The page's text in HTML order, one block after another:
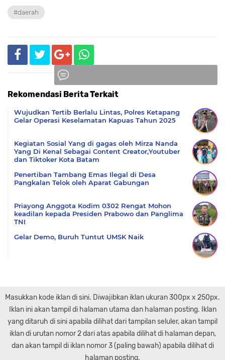
#daerah
Rekomendasi Berita Terkait
Wujudkan Tertib Berlalu Lintas, Polres Ketapang
Gelar Operasi Keselamatan Kapuas Tahun 2025
Kegiatan Sosial Yang di gagas oleh Mirza Nanda
Yang Di Kenal Sebagai Content Creator,Youtuber
dan Tiktoker Kota Batam
Penertiban Tambang Emas Ilegal di Desa
Pangkalan Telok oleh Aparat Gabungan
Priayong Anggota Kodim 0302 Rengat Mohon
keadilan kepada Presiden Prabowo dan Panglima
TNI
Gelar Demo, Buruh Tuntut UMSK Naik
Masukkan kode iklan di sini. Diwajibkan iklan ukuran 300px x 250px.
Iklan ini akan tampil di halaman utama dan halaman posting. Iklan
yang ditaruh di sini apabila dilihat dari tampilan seluler, akan tampil
iklan di urutan nomor 2 dari atas apabila dilihat di halaman depan,
dan akan tampil di iklan nomor 3 (paling bawah) apabila dilihat di
halaman posting.